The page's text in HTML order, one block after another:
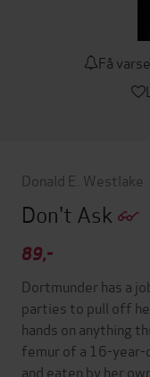
Få
Donald E. Westlake
Don't Ask
89,-
Dortmunder has a
parties to pull off
hands on anything
femur of a 16-year-
and eaten by her